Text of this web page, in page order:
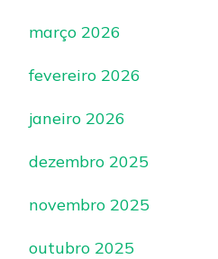
março 2026
fevereiro 2026
janeiro 2026
dezembro 2025
novembro 2025
outubro 2025